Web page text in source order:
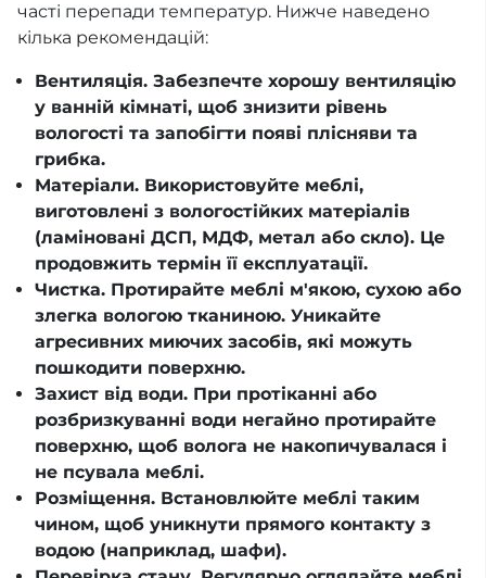
часті перепади температур. Нижче наведено
кілька рекомендацій:
Вентиляція. Забезпечте хорошу вентиляцію
у ванній кімнаті, щоб знизити рівень
вологості та запобігти появі плісняви та
грибка.
Матеріали. Використовуйте меблі,
виготовлені з вологостійких матеріалів
(ламіновані ДСП, МДФ, метал або скло). Це
продовжить термін її експлуатації.
Чистка. Протирайте меблі м'якою, сухою або
злегка вологою тканиною. Уникайте
агресивних миючих засобів, які можуть
пошкодити поверхню.
Захист від води. При протіканні або
розбризкуванні води негайно протирайте
поверхню, щоб волога не накопичувалася і
не псувала меблі.
Розміщення. Встановлюйте меблі таким
чином, щоб уникнути прямого контакту з
водою (наприклад, шафи).